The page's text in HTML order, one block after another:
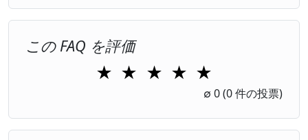
この FAQ を評価
★ ★ ★
3 Stars
★
4 Stars
★
5 Stars
∅ 0(0 件の投票)